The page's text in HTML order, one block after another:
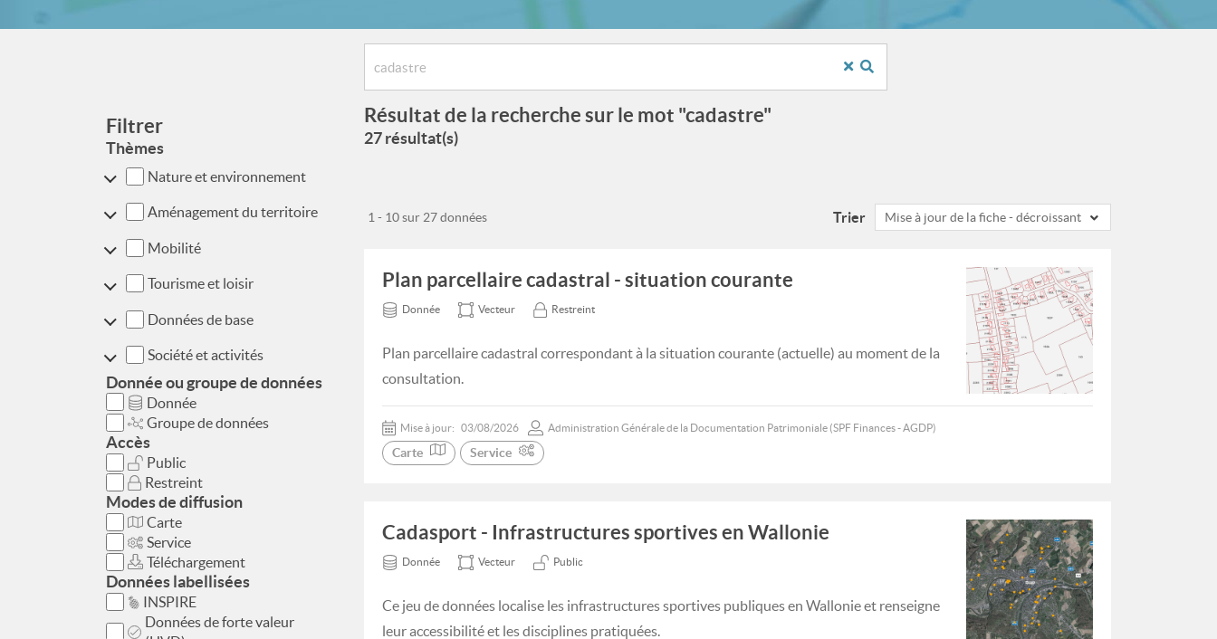
Filtrer
Thèmes
Nature et environnement
Aménagement du territoire
Mobilité
Tourisme et loisir
Données de base
Société et activités
Donnée ou groupe de données
Donnée
Groupe de données
Accès
Public
Restreint
Modes de diffusion
Carte
Service
Téléchargement
Données labellisées
INSPIRE
Données de forte valeur
Résultat de la recherche sur le mot "cadastre"
27 résultat(s)
Trier Mise à jour de la fiche - décroissant
1 - 10 sur 27 données
Plan parcellaire cadastral - situation courante
Donnée Vecteur Restreint
Plan parcellaire cadastral correspondant à la situation courante (actuelle) au moment de la
consultation.
Mise à jour: 03/08/2026 Administration Générale de la Documentation Patrimoniale (SPF Finances - AGDP)
Carte Service
Cadasport - Infrastructures sportives en Wallonie
Donnée Vecteur Public
Ce jeu de données localise les infrastructures sportives publiques en Wallonie et renseigne
leur accessibilité et les disciplines pratiquées.